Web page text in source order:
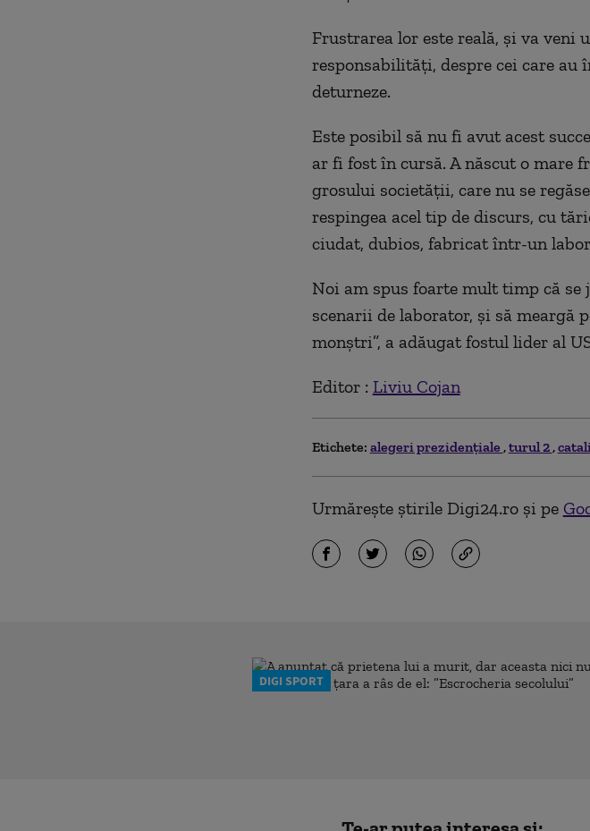
Frustrarea lor este reală, și va veni
responsabilități, despre cei care au
deturneze.
Este posibil să nu fi avut acest
ar fi fost în cursă. A născut o mare
grosului societății, care nu se
respingea acel tip de discurs, cu
ciudat, dubios, fabricat într-un
Noi am spus foarte mult timp că se
scenarii de laborator, și să meargă
monștri”, a adăugat fostul lider al
Editor : Liviu Cojan
Etichete: alegeri prezidențiale turul 2
Urmărește știrile Digi24.ro și pe
DIGI SPORT